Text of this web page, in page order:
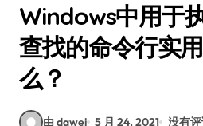
Windows中用于
查找的命令行实
么？
由 dawei 5 月 24, 2021 没有